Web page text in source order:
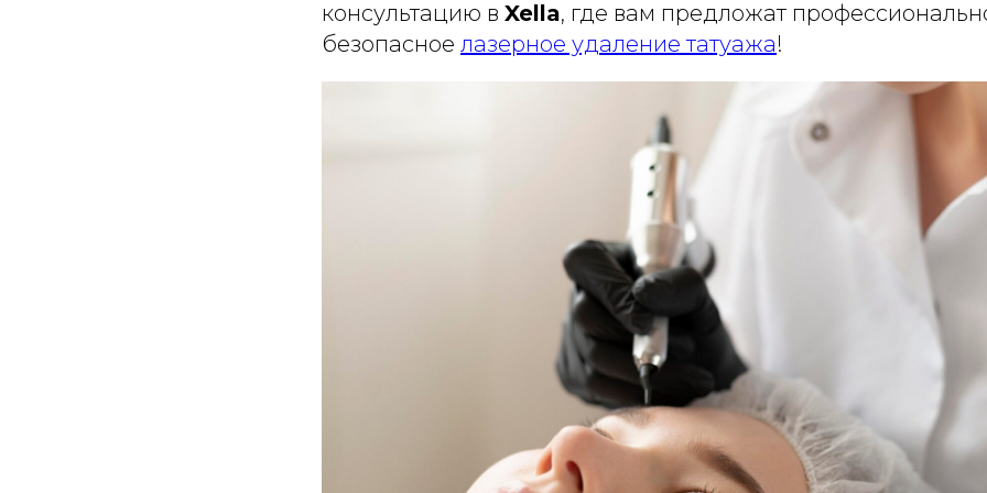
консультацию в Xella, где вам предложат
безопасное лазерное удаление татуажа!